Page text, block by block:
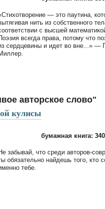
— это паутина,
нить из собственного
с высшей
всегда права, потому что
сердцевины и идет во вне...» —
авторское слово"
кулисы
бумажная книга:
забывай, что среди авторов-
обязательно найдешь того, кто
тебе.